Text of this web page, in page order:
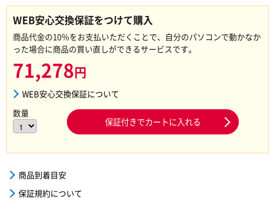
WEB安心交換保証をつけて購入
商品代金の10％をお支払いただくことで、自分のパソコンで動かなか
った場合に商品の買い直しができるサービスです。
71,278円
WEB安心交換保証について
数量
保証付きでカートに入れる
商品到着目安
保証規約について